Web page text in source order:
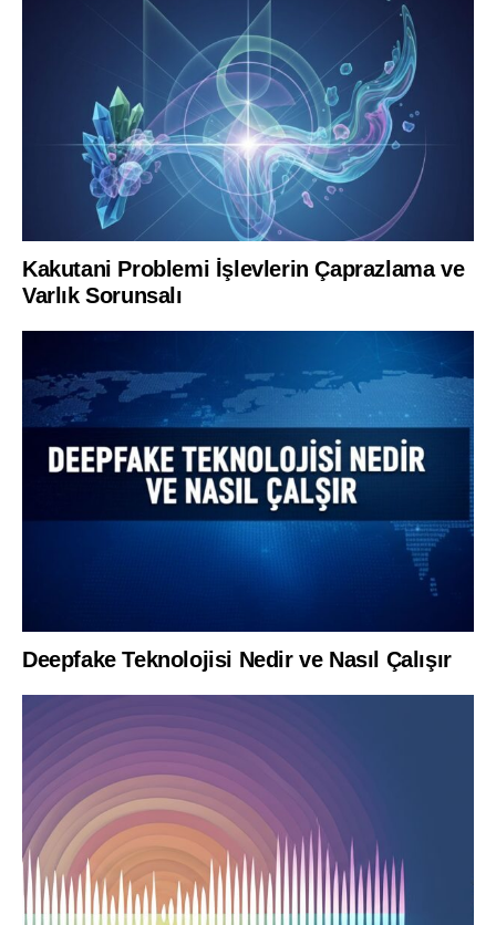
Kakutani Problemi İşlevlerin Çaprazlama ve
Varlık Sorunsalı
Deepfake Teknolojisi Nedir ve Nasıl Çalışır